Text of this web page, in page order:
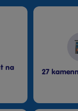
na
27